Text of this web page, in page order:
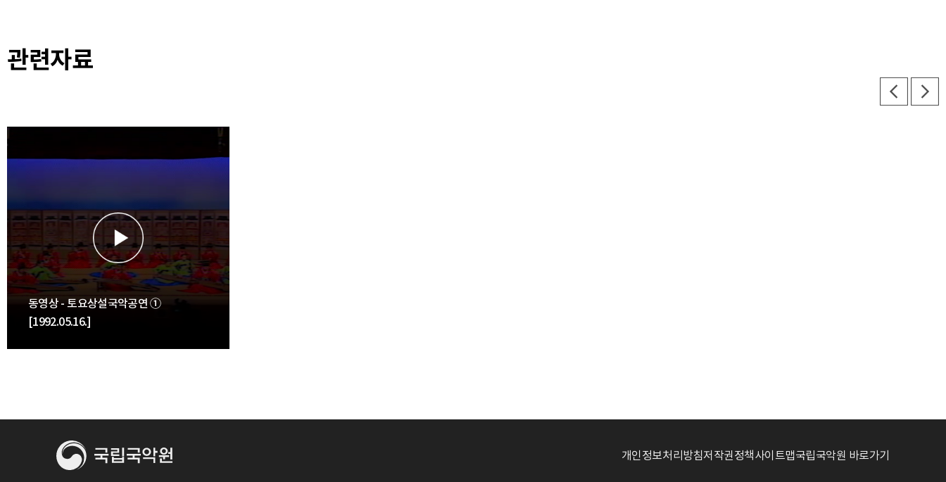
관련자료
동영상 - 토요상설국악공연 ①
[1992.05.16.]
개인정보처리방침저작권정책사이트맵국립국악원 바로가기